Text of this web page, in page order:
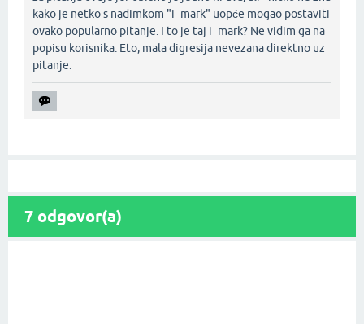
kako je netko s nadimkom "i_mark" uopće mogao postaviti
ovako popularno pitanje. I to je taj i_mark? Ne vidim ga na
popisu korisnika. Eto, mala digresija nevezana direktno uz
pitanje.‌
7 odgovor(a)